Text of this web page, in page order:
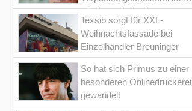
wieder optimiert hat
Texsib sorgt für XXL-
Weihnachtsfassade bei
Einzelhändler Breuninger
So hat sich Primus zu einer
besonderen Onlinedruckerei
gewandelt